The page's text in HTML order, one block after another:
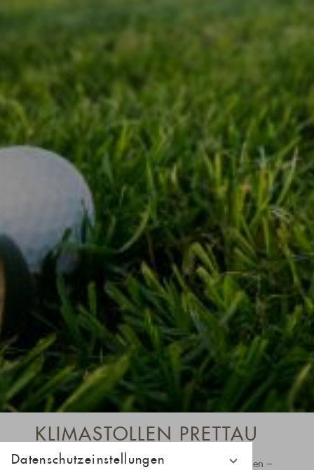
Datenschutzeinstellungen
KLIMASTOLLEN PRETTAU
Sich Gutes tun. Im stillgelegten Bergwerksstollen –